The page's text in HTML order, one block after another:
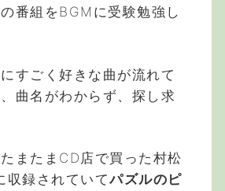
番組をBGMに受験勉強し
すごく好きな曲が流れて
曲名がわからず、探し求
またまCD店で買った村松
収録されていてパズルのピ